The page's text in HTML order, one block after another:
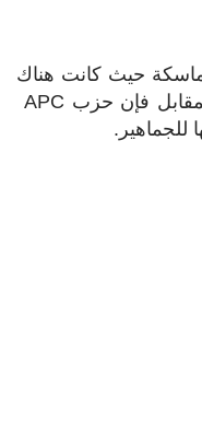
حيث كانت هناك
فإن حزب APC
للجماهير.